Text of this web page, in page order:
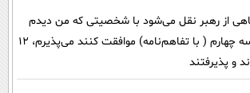
از رهبر نقل می‌شود با شخصیتی که من دیدم
تطابق ندارد/ گفتند سه چهارم ( با تفاهم‌نامه) موافقت کنند می‌پذیرم، 12